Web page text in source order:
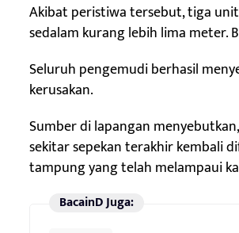
Akibat peristiwa tersebut, tiga
sedalam kurang lebih lima meter.
Seluruh pengemudi berhasil
kerusakan.
Sumber di lapangan
sekitar sepekan terakhir kembali
tampung yang telah melampaui
BacainD Juga: